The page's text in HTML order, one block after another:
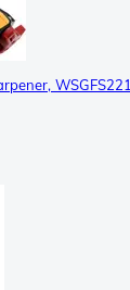
WSGFS221